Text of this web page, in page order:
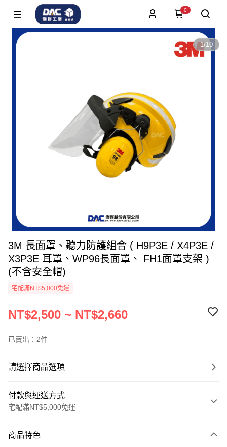
0
1/10
3M 長面罩、聽力防護組合 ( H9P3E / X4P3E /
X3P3E 耳罩、WP96長面罩、 FH1面罩支架 )
(不含安全帽)
宅配滿NT$5,000免運
NT$2,500 ~ NT$2,660
已賣出：2件
請選擇商品選項
付款與運送方式
宅配滿NT$5,000免運
信用卡一次付款
商品特色